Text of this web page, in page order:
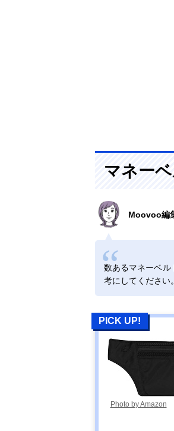
マネー
Moovoo編
数あるマネーベル
考にしてください。
PICK UP!
Photo by Amazon